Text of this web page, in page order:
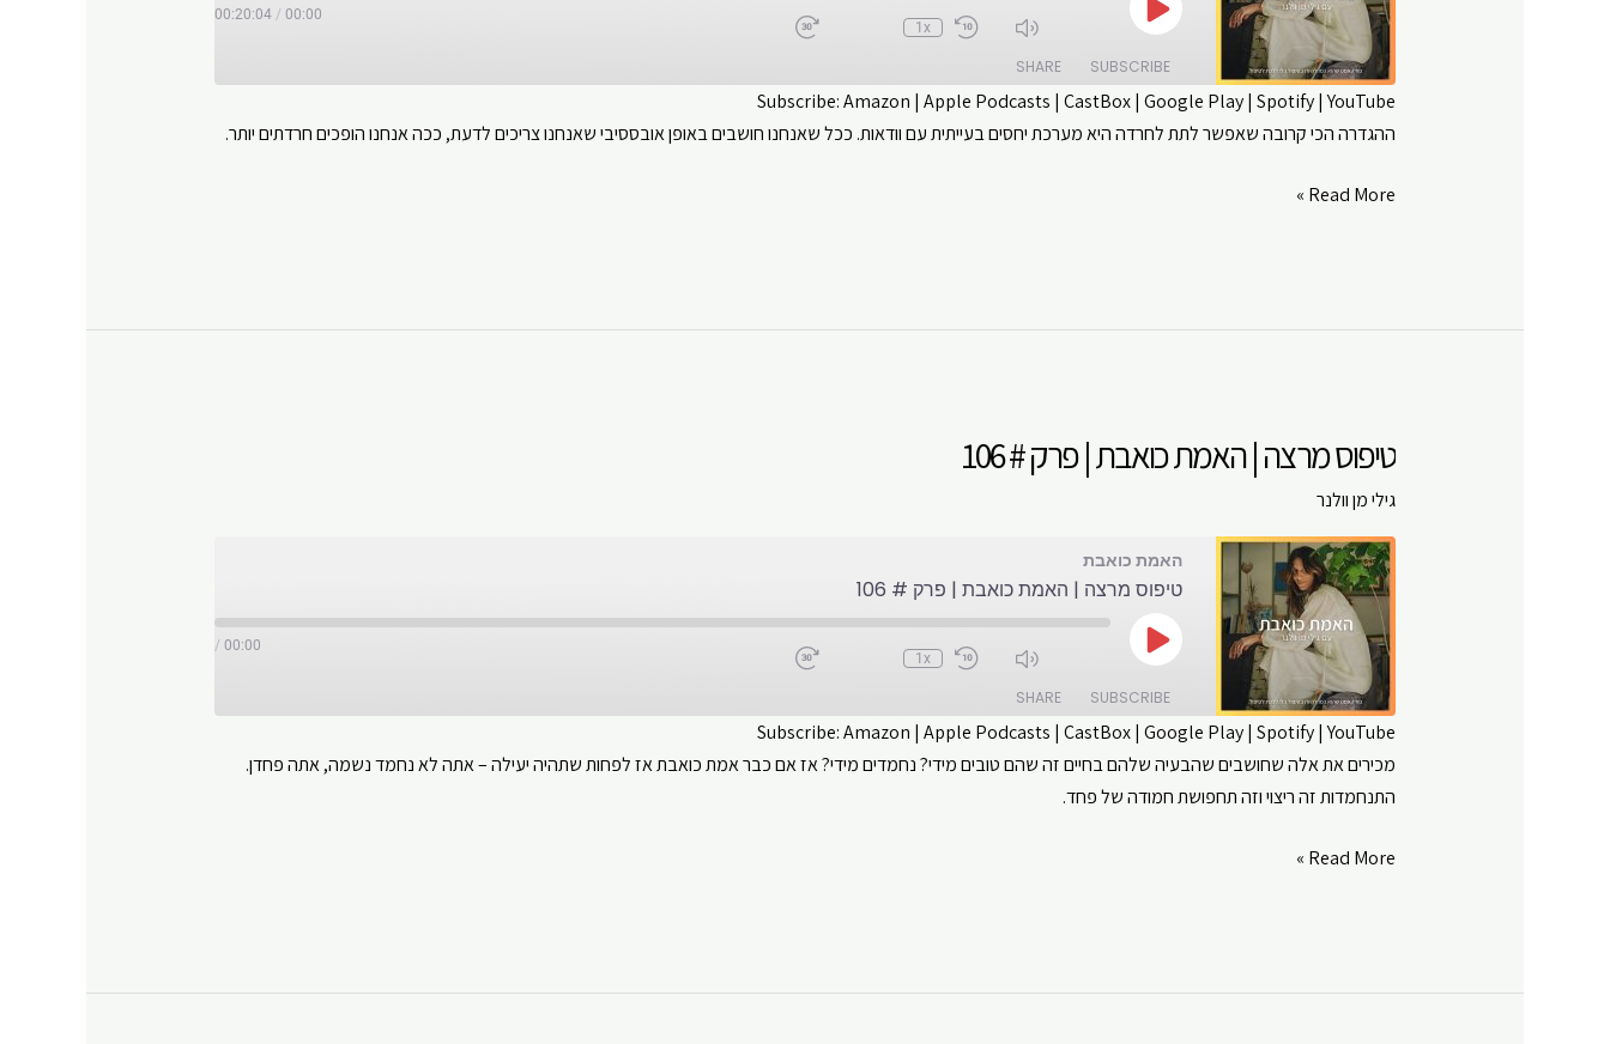
Play
Episode
1x
00:00
/
00:20:04
SUBSCRIBE
SHARE
Amazon
Apple Podcasts
CastBox SHARE
LINK
Subscribe:Amazon |Apple Podcasts |CastBox|Google Play|Spotify|YouTube
ההגדרה הכי קרובה שאפשר לתת לחרדה היא מערכת יחסים בעייתית עם וודאות. ככל שאנחנו חושבים באופן אובססיבי שאנחנו צריכים לדעת, ככה אנחנו הופכים חרדתים יותר.
חרדה
כואבת
108
Read More »
טיפוס מרצה | האמת כואבת | פרק # 106
גילי מן וולנר
האמת כואבת
טיפוס מרצה | האמת כואבת | פרק # 106
Play
Episode
1x
00:00
/
SUBSCRIBE
SHARE
Amazon
Apple Podcasts
CastBox
Google Play
RSS FEED
SHARE
EMBED
Subscribe:Amazon |Apple Podcasts |CastBox|Google Play|Spotify|YouTube
מכירים את אלה שחושבים שהבעיה שלהם בחיים זה שהם טובים מידי? נחמדים מידי? אז אם כבר אמת כואבת אז לפחות שתהיה יעילה – אתה לא נחמד נשמה, אתה פחדן.
התנחמדות זה ריצוי וזה תחפושת חמודה של פחד.
טיפוס
כואבת
Read More »